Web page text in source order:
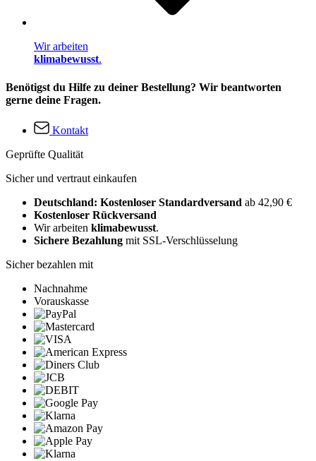
Wir arbeiten
klimabewusst.
Benötigst du Hilfe zu deiner Bestellung? Wir beantworten
gerne deine Fragen.
Kontakt
Geprüfte Qualität
Sicher und vertraut einkaufen
Deutschland: Kostenloser Standardversand ab 42,90 €
Kostenloser Rückversand
Wir arbeiten klimabewusst.
Sichere Bezahlung mit SSL-Verschlüsselung
Sicher bezahlen mit
Nachnahme
Vorauskasse